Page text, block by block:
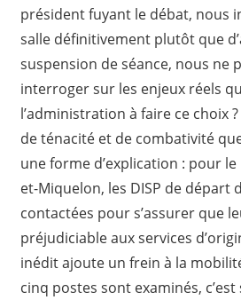
président fuyant le débat, nous
salle définitivement plutôt que
suspension de séance, nous ne
interroger sur les enjeux réels
l’administration à faire ce choix
de ténacité et de combativité
une forme d’explication : pour
et-Miquelon, les DISP de départ
contactées pour s’assurer que
préjudiciable aux services
inédit ajoute un frein à la
cinq postes sont examinés,